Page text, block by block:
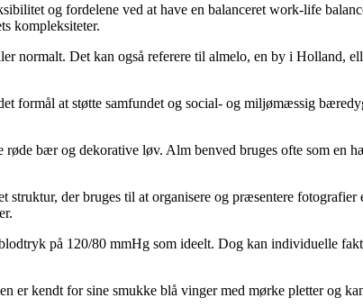
og fordelene ved at have en balanceret work-life
kompleksiteter.
normalt. Det kan også referere til almelo, en by i Holland,
formål at støtte samfundet og social- og miljømæssig
bær og dekorative løv. Alm benved bruges ofte som en
der bruges til at organisere og præsentere
på 120/80 mmHg som ideelt. Dog kan individuelle
kendt for sine smukke blå vinger med mørke pletter og